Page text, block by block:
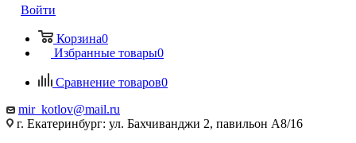
Войти
Корзина0
Избранные товары0
Сравнение товаров0
mir_kotlov@mail.ru
г. Екатеринбург: ул. Бахчиванджи 2, павильон А8/16